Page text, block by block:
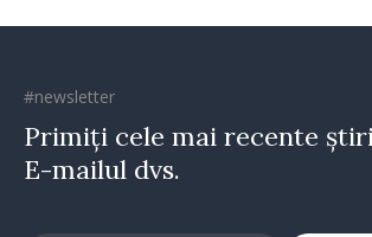
#newsletter
Primiți cele mai recente
E-mailul dvs.